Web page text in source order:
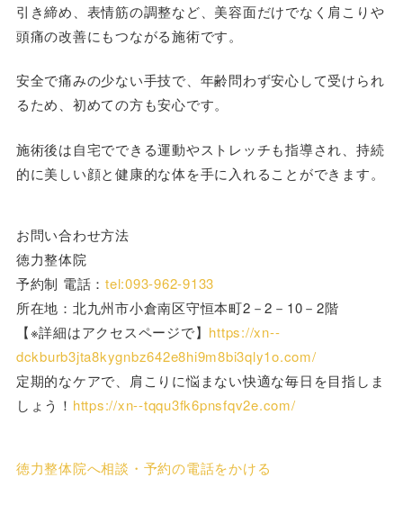
引き締め、表情筋の調整など、美容面だけでなく肩こりや
頭痛の改善にもつながる施術です。
安全で痛みの少ない手技で、年齢問わず安心して受けられ
るため、初めての方も安心です。
施術後は自宅でできる運動やストレッチも指導され、持続
的に美しい顔と健康的な体を手に入れることができます。
お問い合わせ方法
徳力整体院
予約制 電話：tel:093-962-9133
所在地：北九州市小倉南区守恒本町2－2－10－2階
【※詳細はアクセスページで】 https://xn--
dckburb3jta8kygnbz642e8hi9m8bi3qly1o.com/
定期的なケアで、肩こりに悩まない快適な毎日を目指しま
しょう！ https://xn--tqqu3fk6pnsfqv2e.com/
徳力整体院へ相談・予約の電話をかける